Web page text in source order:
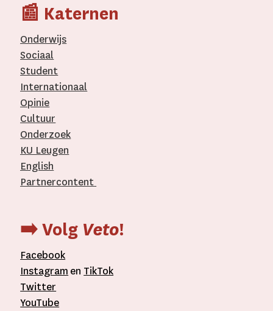
📰 Katernen
Onderwijs
Sociaal
Student
Internationaal­
Opinie
Cultuur
Onderzoek
KU Leugen
English
Partnercontent
➡️ Volg Veto!
Facebook
Instagram en TikTok
Twitter
YouTube